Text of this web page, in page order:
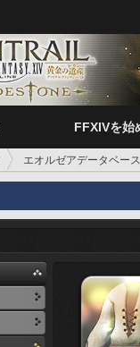
FFXIVを始
エオルゼアデータベース